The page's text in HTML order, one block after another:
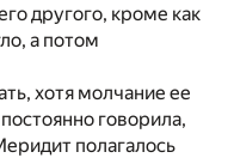
другого, кроме как
а потом
хотя молчание ее
говорила,
полагалось